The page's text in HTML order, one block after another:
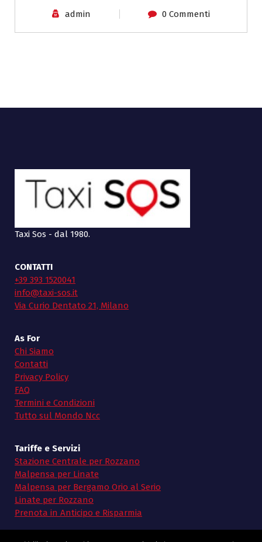
admin 0 Commenti
Taxi Sos - dal 1980.
CONTATTI
+39 393 1520041
info@taxi-sos.it
Via Curio Dentato 21, Milano
As For
Chi Siamo
Contatti
Privacy Policy
FAQ
Termini e Condizioni
Tutto sul Mondo Ncc
Tariffe e Servizi
Stazione Centrale per Rozzano
Malpensa per Linate
Malpensa per Bergamo Orio al Serio
Linate per Rozzano
Prenota in Anticipo e Risparmia